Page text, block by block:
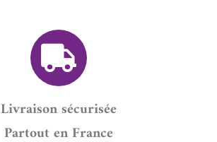
Livraison sécurisée
Partout en France